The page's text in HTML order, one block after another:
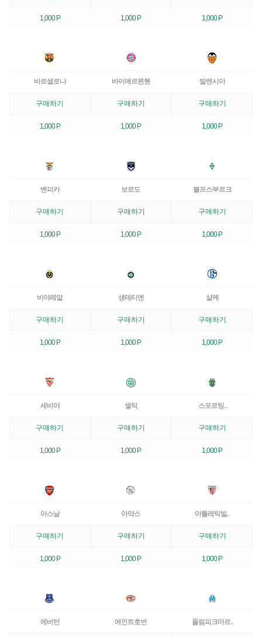
1,000 P 1,000 P 1,000 P
바르셀로나
구매하기
1,000 P
바이에르뮌헨
구매하기
1,000 P
발렌시아
구매하기
1,000 P
벤피카
구매하기
1,000 P
보르도
구매하기
1,000 P
볼프스부르크
구매하기
1,000 P
비야레알
구매하기
1,000 P
생테티엔
구매하기
1,000 P
샬케
구매하기
1,000 P
세비야
구매하기
1,000 P
셀틱
구매하기
1,000 P
스포르팅..
구매하기
1,000 P
아스날
구매하기
1,000 P
아약스
구매하기
1,000 P
아틀레틱빌..
구매하기
1,000 P
에버턴 에인트호번 올림피크마르..